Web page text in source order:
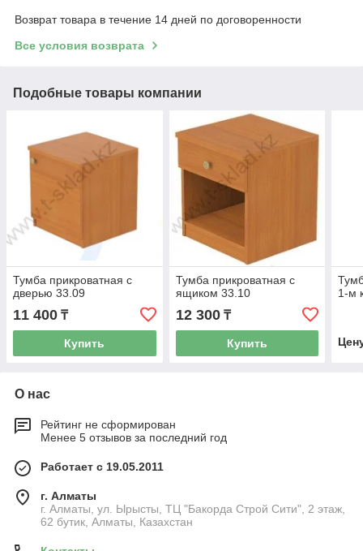
Возврат товара в течение 14 дней по договоренности
Все условия возврата
Подобные товары компании
Тумба прикроватная с
дверью 33.09
11 400 ₸
Купить
Тумба прикроватная с
ящиком 33.10
12 300₸
Купить
1-м
О нас
Рейтинг не сформирован
Менее 5 отзывов за последний год
Работает с 19.05.2011
г. Алматы
г. Алматы, ул. Ырысты, ТЦ "Бакорда Строй Сити", 2 этаж,
62 бутик, Алматы, Казахстан